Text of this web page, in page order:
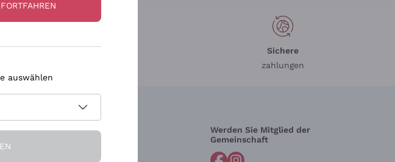
Sichere
zahlungen
Brauchen Sie Hilfe?
Werden Sie Mitglied der
Gemeinschaft
auswählen